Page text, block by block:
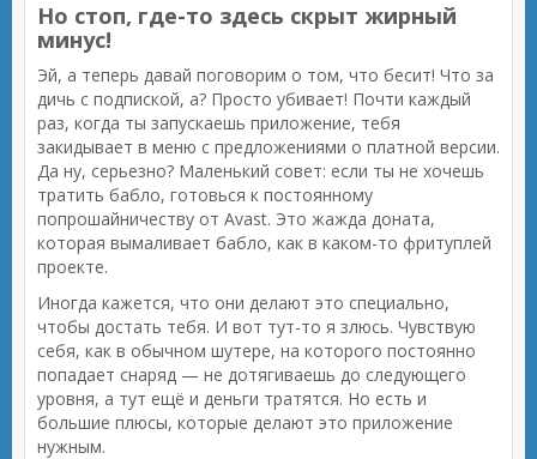
Но стоп, где-то здесь скрыт жирный
минус!
Эй, а теперь давай поговорим о том, что бесит! Что за
дичь с подпиской, а? Просто убивает! Почти каждый
раз, когда ты запускаешь приложение, тебя
закидывает в меню с предложениями о платной версии.
Да ну, серьезно? Маленький совет: если ты не хочешь
тратить бабло, готовься к постоянному
попрошайничеству от Avast. Это жажда доната,
которая вымаливает бабло, как в каком-то фритуплей
проекте.
Иногда кажется, что они делают это специально,
чтобы достать тебя. И вот тут-то я злюсь. Чувствую
себя, как в обычном шутере, на которого постоянно
попадает снаряд — не дотягиваешь до следующего
уровня, а тут ещё и деньги тратятся. Но есть и
большие плюсы, которые делают это приложение
нужным.